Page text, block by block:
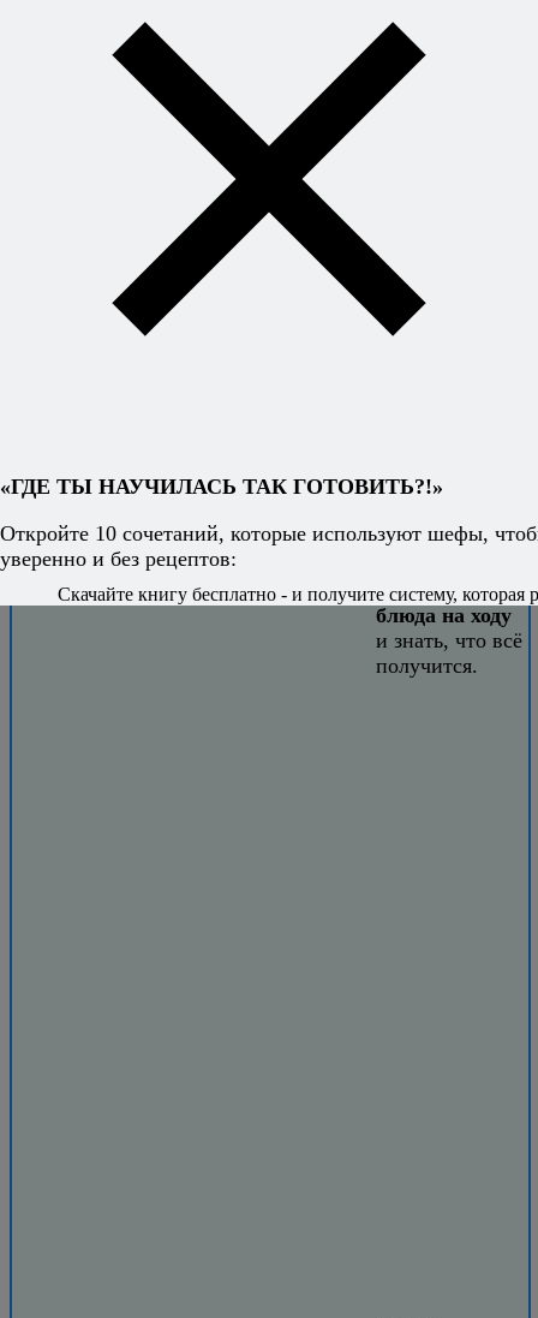
Это может вам понравиться:
Томатный сорбет
10 лучших блюд из помидоров
Настоящая окрошка
Хотите
готовить без
секретных
откроет вам
придумывать
блюда на ходу
и знать, что всё
получится.
«ГДЕ ТЫ НАУЧИЛАСЬ ТАК ГОТОВИТЬ?!»
Откройте 10 сочетаний, которые используют шефы,
уверенно и без рецептов:
Скачайте книгу бесплатно - и получите систему, которая